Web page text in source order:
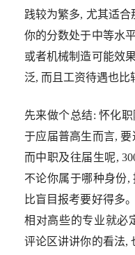
践较为繁多, 尤其适
你的分数处于中等水
或者机械制造可能效
泛, 而且工资待遇也比
先来做个总结: 怀化
于应届普高生而言,
而中职及往届生呢,
不论你属于哪种身份,
比盲目报考要好得多
相对高些的专业就必
评论区讲讲你的看法,